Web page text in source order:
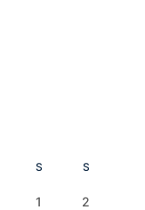
S S
1
2